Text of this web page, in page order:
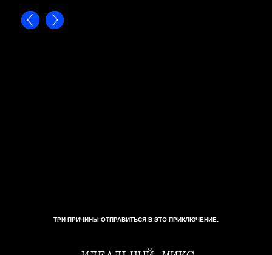
ТРИ ПРИЧИНЫ ОТПРАВИТЬСЯ В ЭТО ПРИКЛЮЧЕНИЕ: